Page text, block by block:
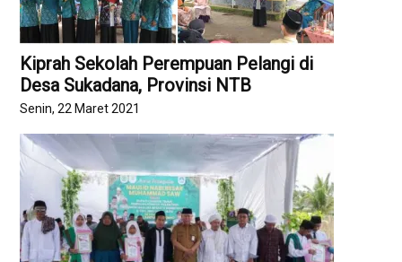
Kiprah Sekolah Perempuan Pelangi di
Desa Sukadana, Provinsi NTB
Senin, 22 Maret 2021